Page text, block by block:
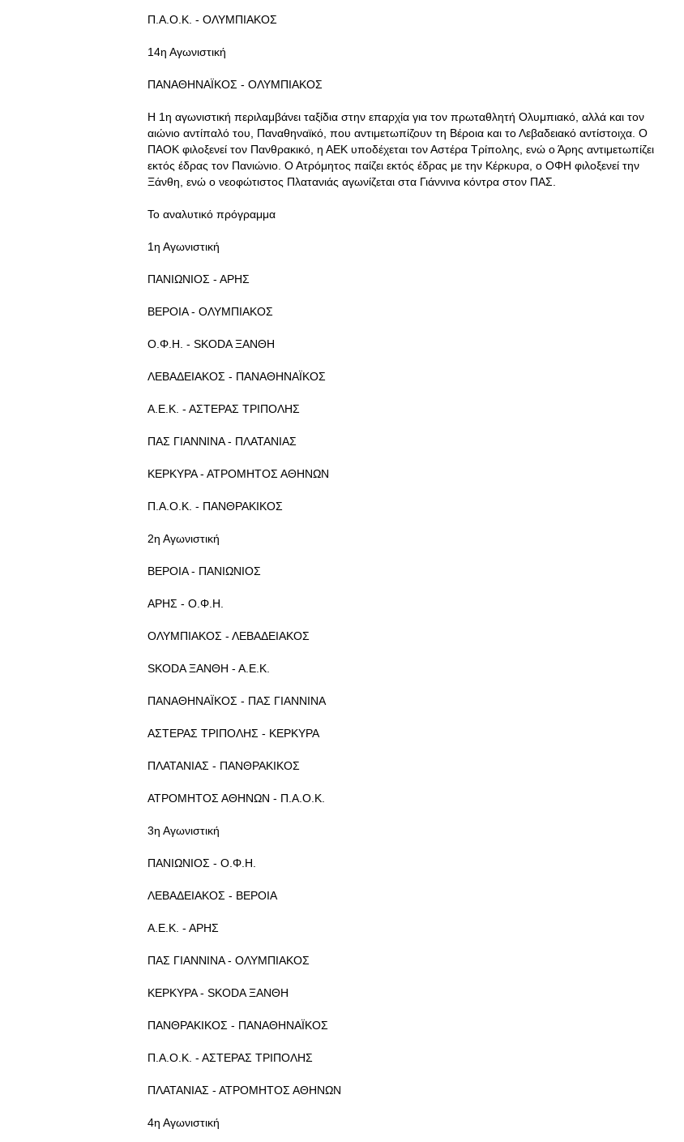
Π.Α.Ο.Κ. - ΟΛΥΜΠΙΑΚΟΣ
14η Αγωνιστική
ΠΑΝΑΘΗΝΑΪΚΟΣ - ΟΛΥΜΠΙΑΚΟΣ
Η 1η αγωνιστική περιλαμβάνει ταξίδια στην επαρχία για τον πρωταθλητή Ολυμπιακό, αλλά και τον
αιώνιο αντίπαλό του, Παναθηναϊκό, που αντιμετωπίζουν τη Βέροια και το Λεβαδειακό αντίστοιχα. Ο
ΠΑΟΚ φιλοξενεί τον Πανθρακικό, η ΑΕΚ υποδέχεται τον Αστέρα Τρίπολης, ενώ ο Άρης αντιμετωπίζει
εκτός έδρας τον Πανιώνιο. Ο Ατρόμητος παίζει εκτός έδρας με την Κέρκυρα, ο ΟΦΗ φιλοξενεί την
Ξάνθη, ενώ ο νεοφώτιστος Πλατανιάς αγωνίζεται στα Γιάννινα κόντρα στον ΠΑΣ.
Το αναλυτικό πρόγραμμα
1η Αγωνιστική
ΠΑΝΙΩΝΙΟΣ - ΑΡΗΣ
ΒΕΡΟΙΑ - ΟΛΥΜΠΙΑΚΟΣ
Ο.Φ.Η. - SKODA ΞΑΝΘΗ
ΛΕΒΑΔΕΙΑΚΟΣ - ΠΑΝΑΘΗΝΑΪΚΟΣ
Α.Ε.Κ. - ΑΣΤΕΡΑΣ ΤΡΙΠΟΛΗΣ
ΠΑΣ ΓΙΑΝΝΙΝΑ - ΠΛΑΤΑΝΙΑΣ
ΚΕΡΚΥΡΑ - ΑΤΡΟΜΗΤΟΣ ΑΘΗΝΩΝ
Π.Α.Ο.Κ. - ΠΑΝΘΡΑΚΙΚΟΣ
2η Αγωνιστική
ΒΕΡΟΙΑ - ΠΑΝΙΩΝΙΟΣ
ΑΡΗΣ - Ο.Φ.Η.
ΟΛΥΜΠΙΑΚΟΣ - ΛΕΒΑΔΕΙΑΚΟΣ
SKODA ΞΑΝΘΗ - Α.Ε.Κ.
ΠΑΝΑΘΗΝΑΪΚΟΣ - ΠΑΣ ΓΙΑΝΝΙΝΑ
ΑΣΤΕΡΑΣ ΤΡΙΠΟΛΗΣ - ΚΕΡΚΥΡΑ
ΠΛΑΤΑΝΙΑΣ - ΠΑΝΘΡΑΚΙΚΟΣ
ΑΤΡΟΜΗΤΟΣ ΑΘΗΝΩΝ - Π.Α.Ο.Κ.
3η Αγωνιστική
ΠΑΝΙΩΝΙΟΣ - Ο.Φ.Η.
ΛΕΒΑΔΕΙΑΚΟΣ - ΒΕΡΟΙΑ
Α.Ε.Κ. - ΑΡΗΣ
ΠΑΣ ΓΙΑΝΝΙΝΑ - ΟΛΥΜΠΙΑΚΟΣ
ΚΕΡΚΥΡΑ - SKODA ΞΑΝΘΗ
ΠΑΝΘΡΑΚΙΚΟΣ - ΠΑΝΑΘΗΝΑΪΚΟΣ
Π.Α.Ο.Κ. - ΑΣΤΕΡΑΣ ΤΡΙΠΟΛΗΣ
ΠΛΑΤΑΝΙΑΣ - ΑΤΡΟΜΗΤΟΣ ΑΘΗΝΩΝ
4η Αγωνιστική